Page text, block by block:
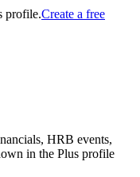
profile.Create a free
HRB events,
in the Plus profile